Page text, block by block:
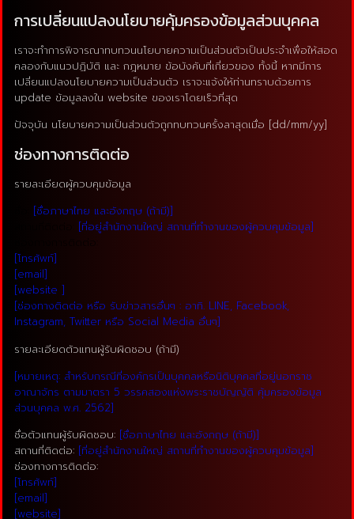
การเปลี่ยนแปลงนโยบายคุ้มครองข้อมูลส่วนบุคคล
เราจะทำการพิจารณาทบทวนนโยบายความเป็นส่วนตัวเป็นประจำเพื่อให้สอด
คลองกับแนวปฏิบัติ และ กฎหมาย ข้อบังคับที่เกี่ยวของ ทั้งนี้ หากมีการ
เปลี่ยนแปลงนโยบายความเป็นส่วนตัว เราจะแจ้งให้ท่านทราบด้วยการ
update ข้อมูลลงใน website ของเราโดยเร็วที่สุด
ปัจจุบัน นโยบายความเป็นส่วนตัวถูกทบทวนครั้งลาสุดเมื่อ [dd/mm/yy]
ช่องทางการติดต่อ
รายละเอียดผู้ควบคุมข้อมูล
[ชื่อภาษาไทย และอังกฤษ (ถ้ามี)]
[ที่อยู่สำนักงานใหญ่ สถานที่ทำงานของผู้ควบคุมข้อมูล]
[โทรศัพท์]
[email]
[website ]
[ช่องทางติดต่อ หรือ รับข่าวสารอื่นๆ : อาทิ. LINE, Facebook,
Instagram, Twitter หรือ Social Media อื่นๆ]
รายละเอียดตัวแทนผู้รับผิดชอบ (ถ้ามี)
[หมายเหตุ: สำหรับกรณีที่องค์กรเป็นบุคคลหรือนิติบุคคลที่อยู่นอกราช
อาณาจักร ตามมาตรา 5 วรรคสองแห่งพระราชบัญญัติ คุ้มครองข้อมูล
ส่วนบุคคล พ.ศ. 2562]
ชื่อตัวแทนผู้รับผิดชอบ: [ชื่อภาษาไทย และอังกฤษ (ถ้ามี)]
สถานที่ติดต่อ: [ที่อยู่สำนักงานใหญ่ สถานที่ทำงานของผู้ควบคุมข้อมูล]
ช่องทางการติดต่อ:
[โทรศัพท์]
[email]
[website]